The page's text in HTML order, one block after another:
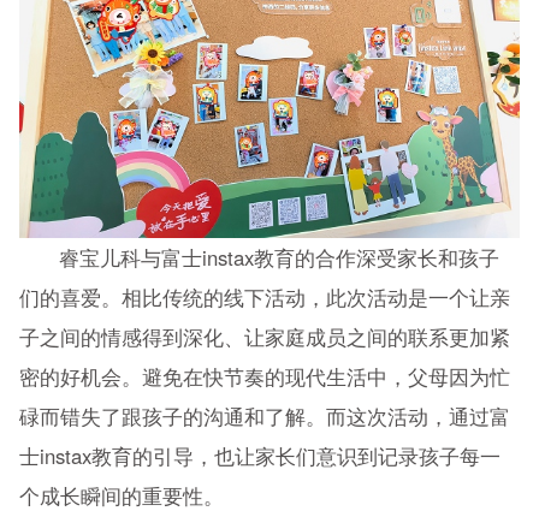
睿宝儿科与富士instax教育的合作深受家长和孩子
们的喜爱。相比传统的线下活动，此次活动是一个让亲
子之间的情感得到深化、让家庭成员之间的联系更加紧
密的好机会。避免在快节奏的现代生活中，父母因为忙
碌而错失了跟孩子的沟通和了解。而这次活动，通过富
士instax教育的引导，也让家长们意识到记录孩子每一
个成长瞬间的重要性。